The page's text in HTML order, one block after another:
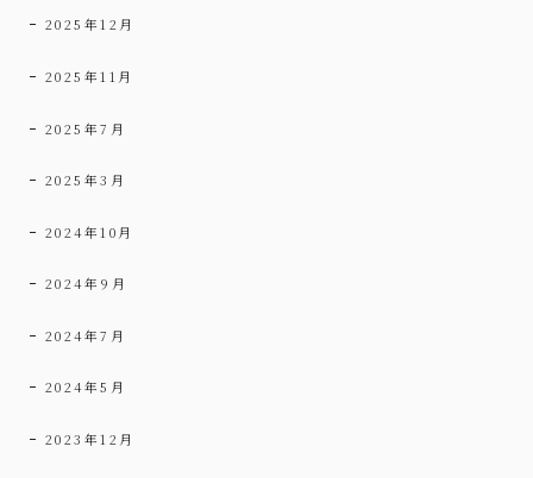
2025年12月
2025年11月
2025年7月
2025年3月
2024年10月
2024年9月
2024年7月
2024年5月
2023年12月